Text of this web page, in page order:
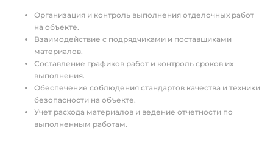
Организация и контроль выполнения отделочных работ
на объекте.
Взаимодействие с подрядчиками и поставщиками
материалов.
Составление графиков работ и контроль сроков их
выполнения.
Обеспечение соблюдения стандартов качества и техники
безопасности на объекте.
Учет расхода материалов и ведение отчетности по
выполненным работам.